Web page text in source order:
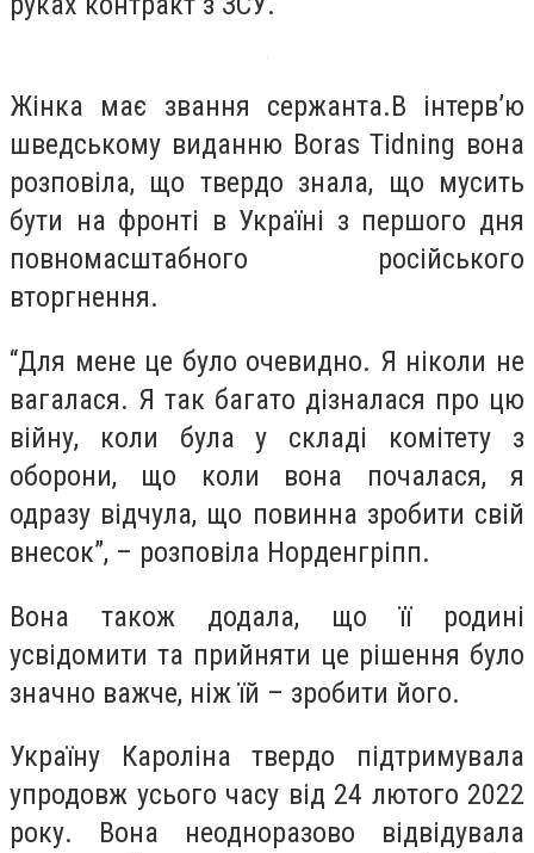
Жінка має звання сержанта.В інтерв’ю
шведському виданню Boras Tidning вона
розповіла, що твердо знала, що мусить
бути на фронті в Україні з першого дня
повномасштабного російського
вторгнення.
“Для мене це було очевидно. Я ніколи не
вагалася. Я так багато дізналася про цю
війну, коли була у складі комітету з
оборони, що коли вона почалася, я
одразу відчула, що повинна зробити свій
внесок”, – розповіла Норденгріпп.
Вона також додала, що її родині
усвідомити та прийняти це рішення було
значно важче, ніж їй – зробити його.
Україну Кароліна твердо підтримувала
упродовж усього часу від 24 лютого 2022
року. Вона неодноразово відвідувала